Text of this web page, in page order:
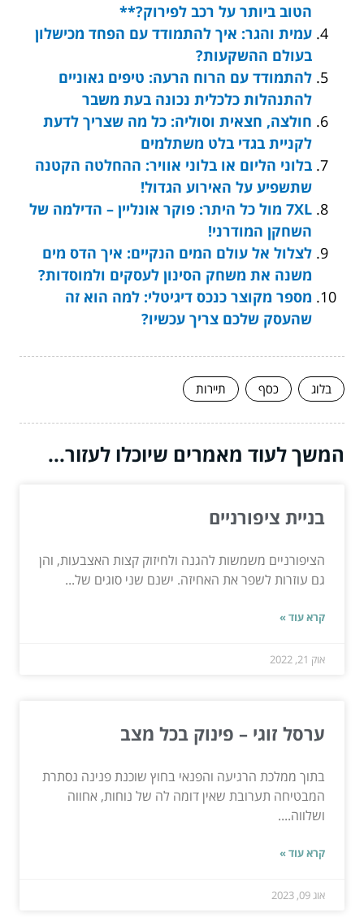
הטוב ביותר על רכב לפירוק?**
עמית והגר: איך להתמודד עם הפחד מכישלון
בעולם ההשקעות?
להתמודד עם הרוח הרעה: טיפים גאוניים
להתנהלות כלכלית נכונה בעת משבר
חולצה, חצאית וסוליה: כל מה שצריך לדעת
לקניית בגדי בלט משתלמים
בלוני הליום או בלוני אוויר: ההחלטה הקטנה
שתשפיע על האירוע הגדול!
7XL מול כל היתר: פוקר אונליין – הדילמה של
השחקן המודרני!
לצלול אל עולם המים הנקיים: איך הדס מים
משנה את משחק הסינון לעסקים ולמוסדות?
מספר מקוצר כנכס דיגיטלי: למה הוא זה
שהעסק שלכם צריך עכשיו?
בלוג כסף תיירות
המשך לעוד מאמרים שיוכלו לעזור...
בניית ציפורניים
הציפורניים משמשות להגנה ולחיזוק קצות האצבעות, והן
גם עוזרות לשפר את האחיזה. ישנם שני סוגים של...
קרא עוד »
אוק 21, 2022
ערסל זוגי – פינוק בכל מצב
בתוך ממלכת הרגיעה והפנאי בחוץ שוכנת פנינה נסתרת
המבטיחה תערובת שאין דומה לה של נוחות, אחווה
ושלווה....
קרא עוד »
אוג 09, 2023